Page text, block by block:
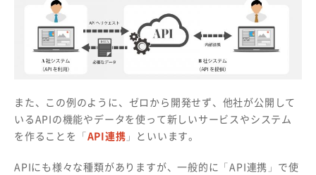
また、この例のように、ゼロから開発せず、他社が公開して
いるAPIの機能やデータを使って新しいサービスやシステム
を作ることを「API連携 」といいます。
APIにも様々な種類がありますが、一般的に「API連携」で使